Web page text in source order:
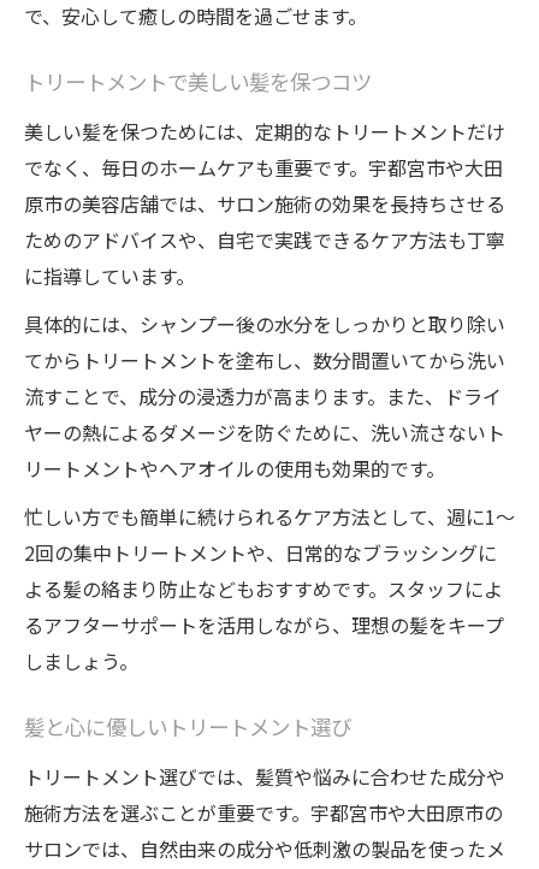
で、安心して癒しの時間を過ごせます。
トリートメントで美しい髪を保つコツ
美しい髪を保つためには、定期的なトリートメントだけ
でなく、毎日のホームケアも重要です。宇都宮市や大田
原市の美容店舗では、サロン施術の効果を長持ちさせる
ためのアドバイスや、自宅で実践できるケア方法も丁寧
に指導しています。
具体的には、シャンプー後の水分をしっかりと取り除い
てからトリートメントを塗布し、数分間置いてから洗い
流すことで、成分の浸透力が高まります。また、ドライ
ヤーの熱によるダメージを防ぐために、洗い流さないト
リートメントやヘアオイルの使用も効果的です。
忙しい方でも簡単に続けられるケア方法として、週に1〜
2回の集中トリートメントや、日常的なブラッシングに
よる髪の絡まり防止などもおすすめです。スタッフによ
るアフターサポートを活用しながら、理想の髪をキープ
しましょう。
髪と心に優しいトリートメント選び
トリートメント選びでは、髪質や悩みに合わせた成分や
施術方法を選ぶことが重要です。宇都宮市や大田原市の
サロンでは、自然由来の成分や低刺激の製品を使ったメ